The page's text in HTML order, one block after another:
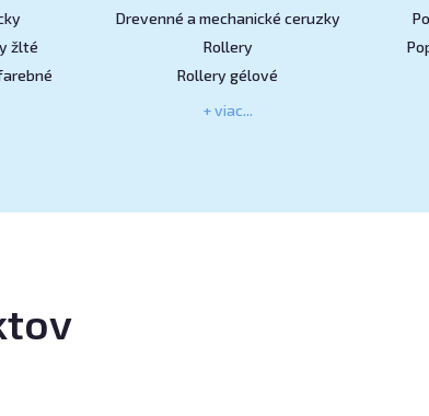
žlté
Drevenné a mechanické ceruzky
Rollery
Rollery gélové
+ viac...